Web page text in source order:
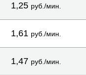
1,25 руб./мин.
1,61 руб./мин.
1,47 руб./мин.